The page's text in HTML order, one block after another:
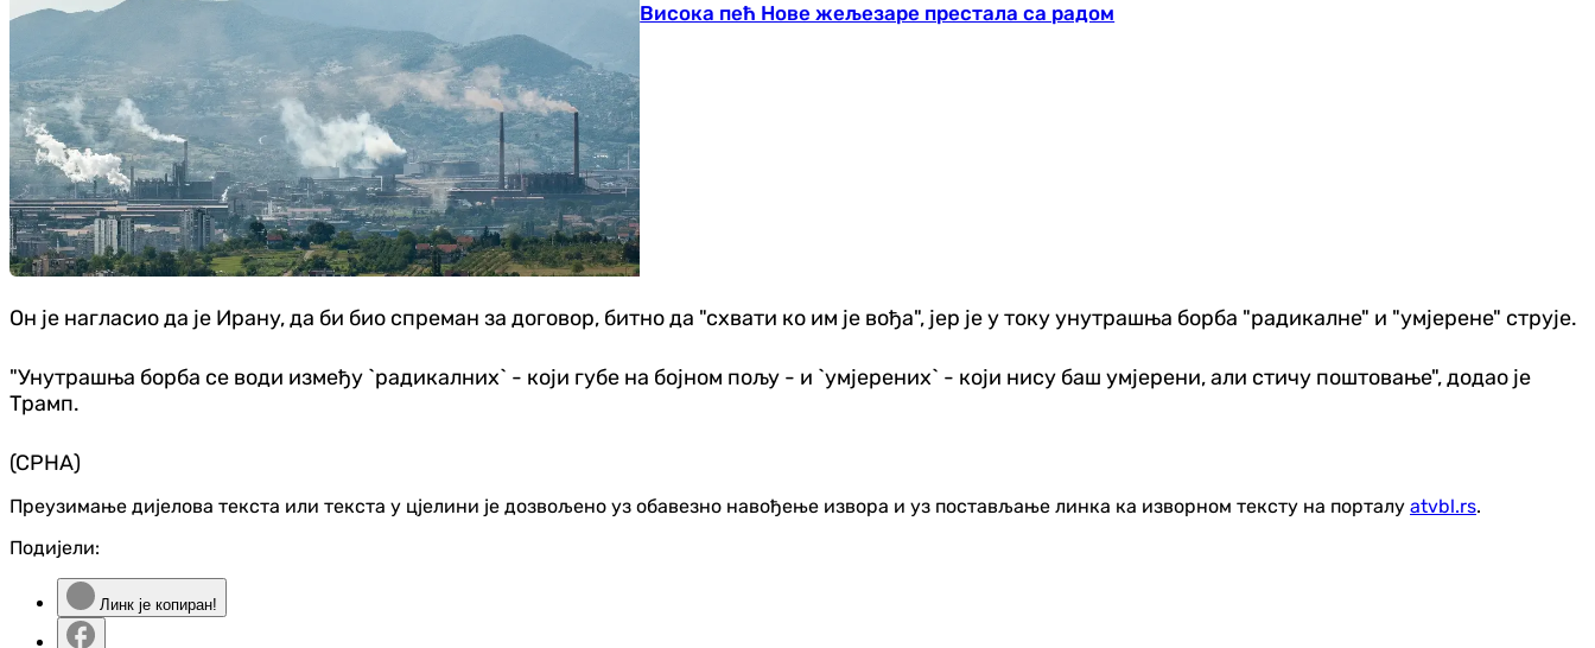
Висока пећ Нове жељезаре престала са радом
Он је нагласио да је Ирану, да би био спреман за договор, битно да "схвати ко им је вођа", јер је у току унутрашња борба "радикалне" и "умјерене" струје.
"Унутрашња борба се води између `радикалних` - који губе на бојном пољу - и `умјерених` - који нису баш умјерени, али стичу поштовање", додао је
Трамп.
(СРНА)
Преузимање дијелова текста или текста у цјелини је дозвољено уз обавезно навођење извора и уз постављање линка ка изворном тексту на порталу atvbl.rs.
Подијели:
Линк је копиран!